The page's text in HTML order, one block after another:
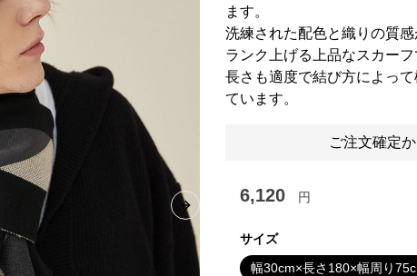
Next slide
ます。
洗練された配色と織りの質
ランク上げる上品なスカーフ
長さも適度で結び方によっ
ています。
ご注文確定
6,120 円
サイズ
幅30cm×長さ180×幅周り